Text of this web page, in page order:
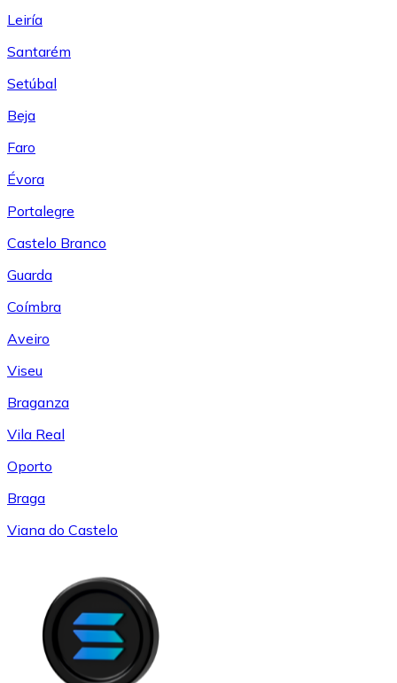
Leiría
Santarém
Setúbal
Beja
Faro
Évora
Portalegre
Castelo Branco
Guarda
Coímbra
Aveiro
Viseu
Braganza
Vila Real
Oporto
Braga
Viana do Castelo